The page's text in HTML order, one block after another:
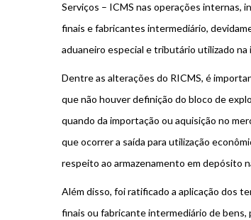
Serviços – ICMS nas operações internas,
finais e fabricantes intermediário,
aduaneiro especial e tributário utilizado na
Dentre as alterações do RICMS, é
que não houver definição do bloco de
quando da importação ou aquisição no
que ocorrer a saída para utilização
respeito ao armazenamento em depósito
Além disso, foi ratificado a aplicação dos
finais ou fabricante intermediário de bens,